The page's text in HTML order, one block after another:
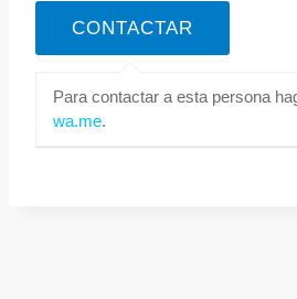
Para contactar a esta persona
wa.me.